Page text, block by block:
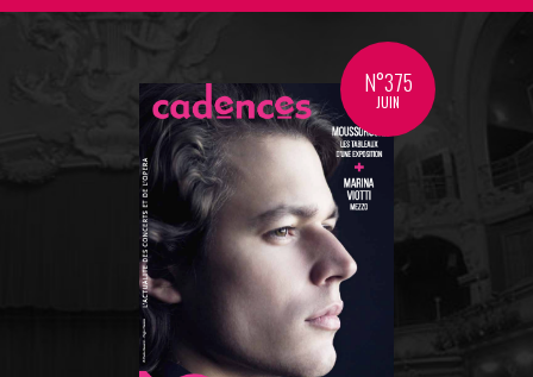
N°375
JUIN